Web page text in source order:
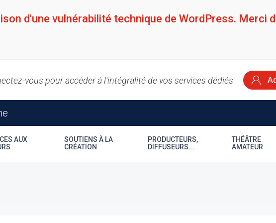
d'une vulnérabilité technique de WordPress. Merci
vous pour accéder à l'intégralité de vos services dédiés
AUX
SOUTIENS À LA
CRÉATION
PRODUCTEURS,
DIFFUSEURS...
THÉÂTRE
AMATEUR